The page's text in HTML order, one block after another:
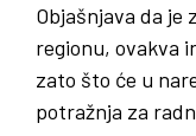
Objašnjava da je
regionu, ovakva
zato što će u
potražnja za